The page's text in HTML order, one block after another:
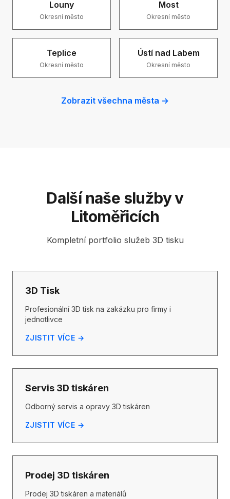
Louny
Okresní město
Most
Okresní město
Teplice
Okresní město
Ústí nad Labem
Okresní město
Zobrazit všechna města →
Další naše služby v
Litoměřicích
Kompletní portfolio služeb 3D tisku
3D Tisk
Profesionální 3D tisk na zakázku pro firmy i
jednotlivce
ZJISTIT VÍCE →
Servis 3D tiskáren
Odborný servis a opravy 3D tiskáren
ZJISTIT VÍCE →
Prodej 3D tiskáren
Prodej 3D tiskáren a materiálů